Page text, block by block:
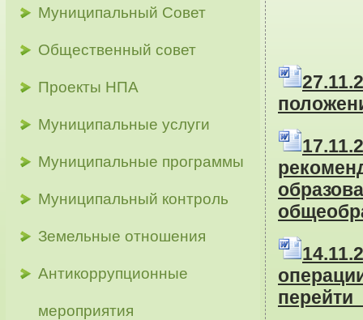
Муниципальный Совет
Общественный совет
Проекты НПА
Муниципальные услуги
Муниципальные программы
Муниципальный контроль
Земельные отношения
Антикоррупционные
мероприятия
2
перейти